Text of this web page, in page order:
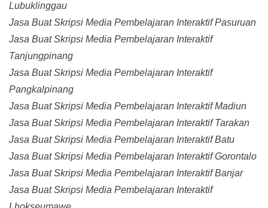
Lubuklinggau
Jasa Buat Skripsi Media Pembelajaran Interaktif Pasuruan
Jasa Buat Skripsi Media Pembelajaran Interaktif
Tanjungpinang
Jasa Buat Skripsi Media Pembelajaran Interaktif
Pangkalpinang
Jasa Buat Skripsi Media Pembelajaran Interaktif Madiun
Jasa Buat Skripsi Media Pembelajaran Interaktif Tarakan
Jasa Buat Skripsi Media Pembelajaran Interaktif Batu
Jasa Buat Skripsi Media Pembelajaran Interaktif Gorontalo
Jasa Buat Skripsi Media Pembelajaran Interaktif Banjar
Jasa Buat Skripsi Media Pembelajaran Interaktif